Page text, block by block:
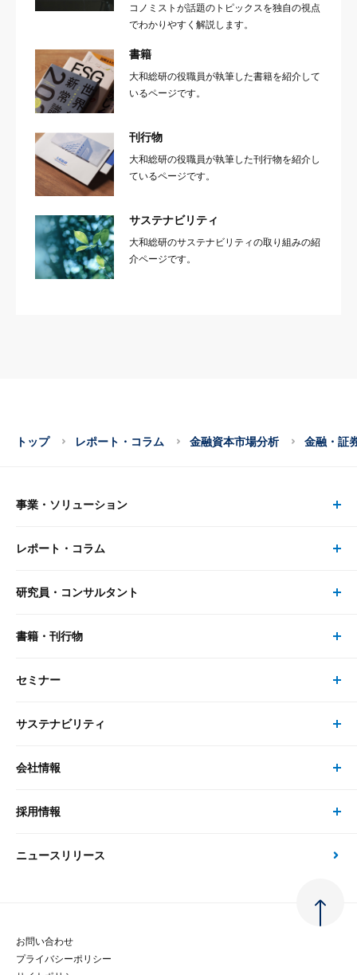
コノミストが話題のトピックスを独自の視点
でわかりやすく解説します。
書籍
大和総研の役職員が執筆した書籍を紹介して
いるページです。
刊行物
大和総研の役職員が執筆した刊行物を紹介し
ているページです。
サステナビリティ
大和総研のサステナビリティの取り組みの紹
介ページです。
トップ レポート・コラム 金融資本市場分析 金融・証
事業・ソリューション
事業・ソリューション トップ
リサーチ
大和総研の強み
先端テクノロジーに基づく新たな価値の創出
レポート・コラム
レポート・コラム トップ
最新のレポート・コラム
政策分析
金融経済教育等
研究員・コンサルタント
研究員・コンサルタント トップ
研究員
書籍・刊行物
書籍・刊行物 トップ
書籍
セミナー
セミナー トップ
現在受付中のセミナー・イベント
サステナビリティ
サステナビリティの取り組み
次世代社会への貢献
会社情報
会社情報 トップ
会社概要・役員一覧
大和総研の歩み
採用情報
採用情報 トップ
経験者採用
ニュースリリース
お問い合わせ
プライバシーポリシー